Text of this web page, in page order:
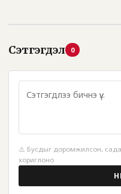
Сэтгэгдэл 0
⚠️ Бусдыг доромжилсон,
хориглоно